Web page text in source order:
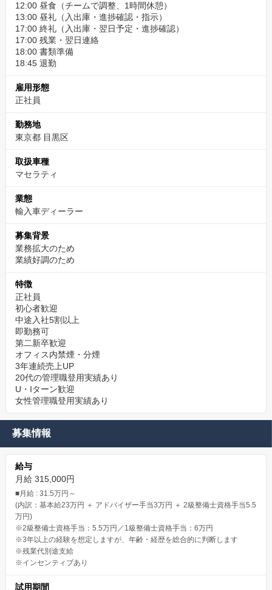
12:00 昼食（チームで調整、1時間休憩）
13:00 昼礼（入出庫・進捗確認・指示）
17:00 終礼（入出庫・翌日予定・進捗確認）
17:00 残業・翌日連絡
18:00 書類準備
18:45 退勤
雇用形態
正社員
勤務地
東京都 目黒区
取扱車種
マセラティ
業態
輸入車ディーラー
募集背景
業務拡大のため
業績好調のため
特徴
正社員
初心者歓迎
中途入社5割以上
即勤務可
第二新卒歓迎
オフィス内禁煙・分煙
3年連続売上UP
20代の管理職登用実績あり
U・Iターン歓迎
女性管理職登用実績あり
募集情報
給与
月給 315,000円
■月給 : 31.5万円～
(内訳：基本給23万円 ＋ アドバイザー手当3万円 ＋ 2級整備士資格手当5.5
万円)
※2級整備士資格手当：5.5万円／1級整備士資格手当：6万円
※3年以上の経験を想定しますが、年齢・経歴を総合的に判断します
※残業代別途⽀給
※インセンティブあり
試用期間